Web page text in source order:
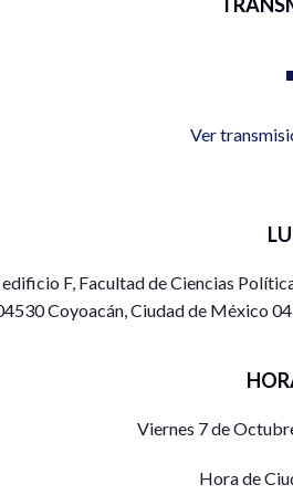
Ver
edificio F, Facultad de Ciencias
Coyoacán, Ciudad de México
Viernes 7 de
Hora de